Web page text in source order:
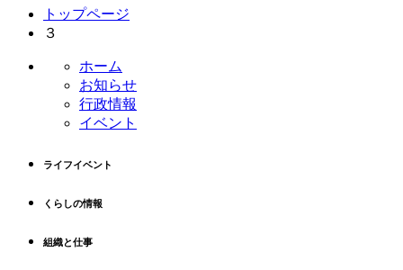
トップページ
３
ホーム
お知らせ
行政情報
イベント
ライフイベント
くらしの情報
組織と仕事